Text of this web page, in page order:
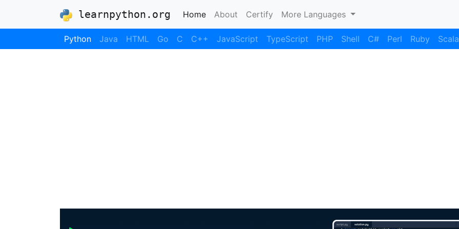
learnpython.org Home(current)
About Certify More Languages
Python Java HTML Go C C++ JavaScript TypeScript PHP Shell C# Perl Ruby Scala